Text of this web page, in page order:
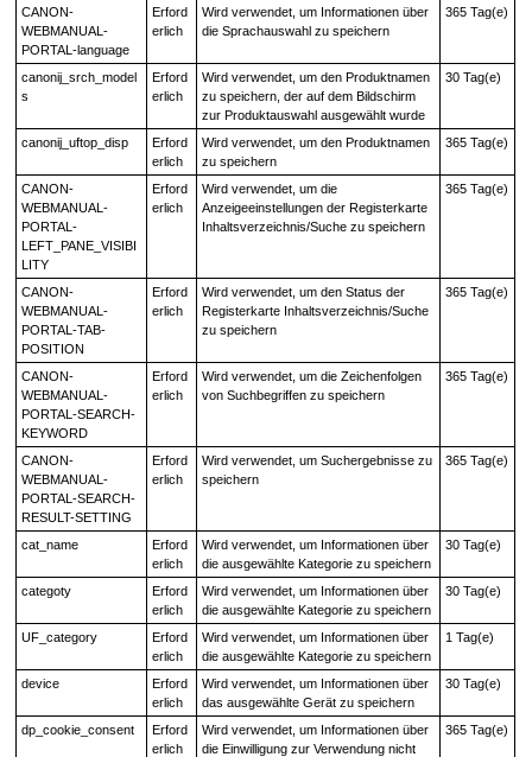
CANON-
WEBMANUAL-
PORTAL-language
Erford
erlich
Wird verwendet, um Informationen über
die Sprachauswahl zu speichern
365 Tag(e)
canonij_srch_model
s
Erford
erlich
Wird verwendet, um den Produktnamen
zu speichern, der auf dem Bildschirm
zur Produktauswahl ausgewählt wurde
30 Tag(e)
canonij_uftop_disp
Erford
erlich
Wird verwendet, um den Produktnamen
zu speichern
365 Tag(e)
CANON-
WEBMANUAL-
PORTAL-
LEFT_PANE_VISIBI
LITY
Erford
erlich
Wird verwendet, um die
Anzeigeeinstellungen der Registerkarte
Inhaltsverzeichnis/Suche zu speichern
365 Tag(e)
CANON-
WEBMANUAL-
PORTAL-TAB-
POSITION
Erford
erlich
Wird verwendet, um den Status der
Registerkarte Inhaltsverzeichnis/Suche
zu speichern
365 Tag(e)
CANON-
WEBMANUAL-
PORTAL-SEARCH-
KEYWORD
Erford
erlich
Wird verwendet, um die Zeichenfolgen
von Suchbegriffen zu speichern
365 Tag(e)
CANON-
WEBMANUAL-
PORTAL-SEARCH-
RESULT-SETTING
Erford
erlich
Wird verwendet, um Suchergebnisse zu
speichern
365 Tag(e)
cat_name
Erford
erlich
Wird verwendet, um Informationen über
die ausgewählte Kategorie zu speichern
30 Tag(e)
categoty
Erford
erlich
Wird verwendet, um Informationen über
die ausgewählte Kategorie zu speichern
30 Tag(e)
UF_category
Erford
erlich
Wird verwendet, um Informationen über
die ausgewählte Kategorie zu speichern
1 Tag(e)
device
Erford
erlich
Wird verwendet, um Informationen über
das ausgewählte Gerät zu speichern
30 Tag(e)
dp_cookie_consent
Erford
erlich
Wird verwendet, um Informationen über
die Einwilligung zur Verwendung nicht
365 Tag(e)